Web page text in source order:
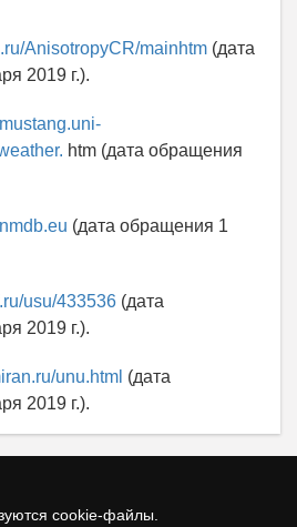
cookie-файлы.
AnisotropyCR/mainhtm (дата
2019 г.).
htm (дата обращения
(дата обращения 1
usu/433536 (дата
2019 г.).
unu.html (дата
2019 г.).